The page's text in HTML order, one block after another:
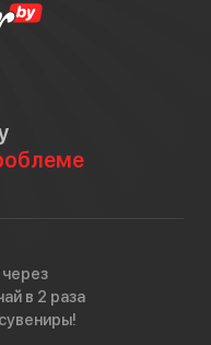
в 2 раза